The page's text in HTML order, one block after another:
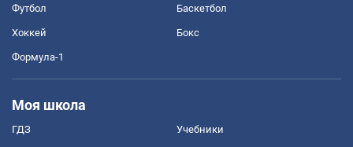
Футбол Баскетбол
Хоккей Бокс
Формула-1
Моя школа
ГДЗ Учебники